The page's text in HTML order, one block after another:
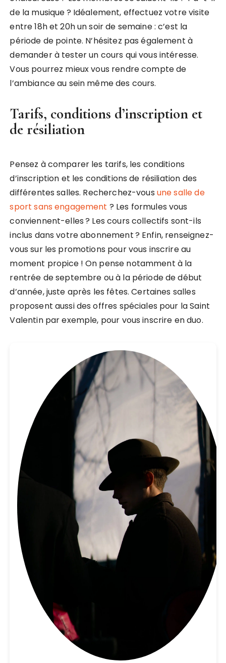
de la musique ? Idéalement, effectuez votre visite
entre 18h et 20h un soir de semaine : c’est la
période de pointe. N’hésitez pas également à
demander à tester un cours qui vous intéresse.
Vous pourrez mieux vous rendre compte de
l’ambiance au sein même des cours.
Tarifs, conditions d’inscription et
de résiliation
Pensez à comparer les tarifs, les conditions
d’inscription et les conditions de résiliation des
différentes salles. Recherchez-vous une salle de
sport sans engagement ? Les formules vous
conviennent-elles ? Les cours collectifs sont-ils
inclus dans votre abonnement ? Enfin, renseignez-
vous sur les promotions pour vous inscrire au
moment propice ! On pense notamment à la
rentrée de septembre ou à la période de début
d’année, juste après les fêtes. Certaines salles
proposent aussi des offres spéciales pour la Saint
Valentin par exemple, pour vous inscrire en duo.